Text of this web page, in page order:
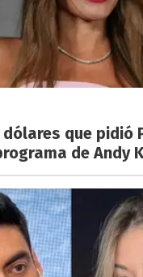
dólares que pidió
de Andy